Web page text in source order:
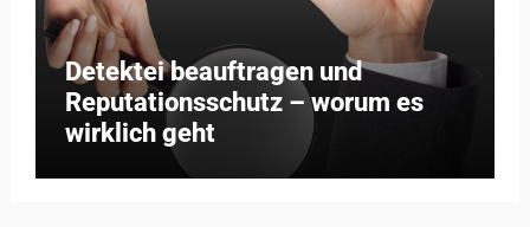
Detektei beauftragen und
Reputationsschutz – worum es
wirklich geht